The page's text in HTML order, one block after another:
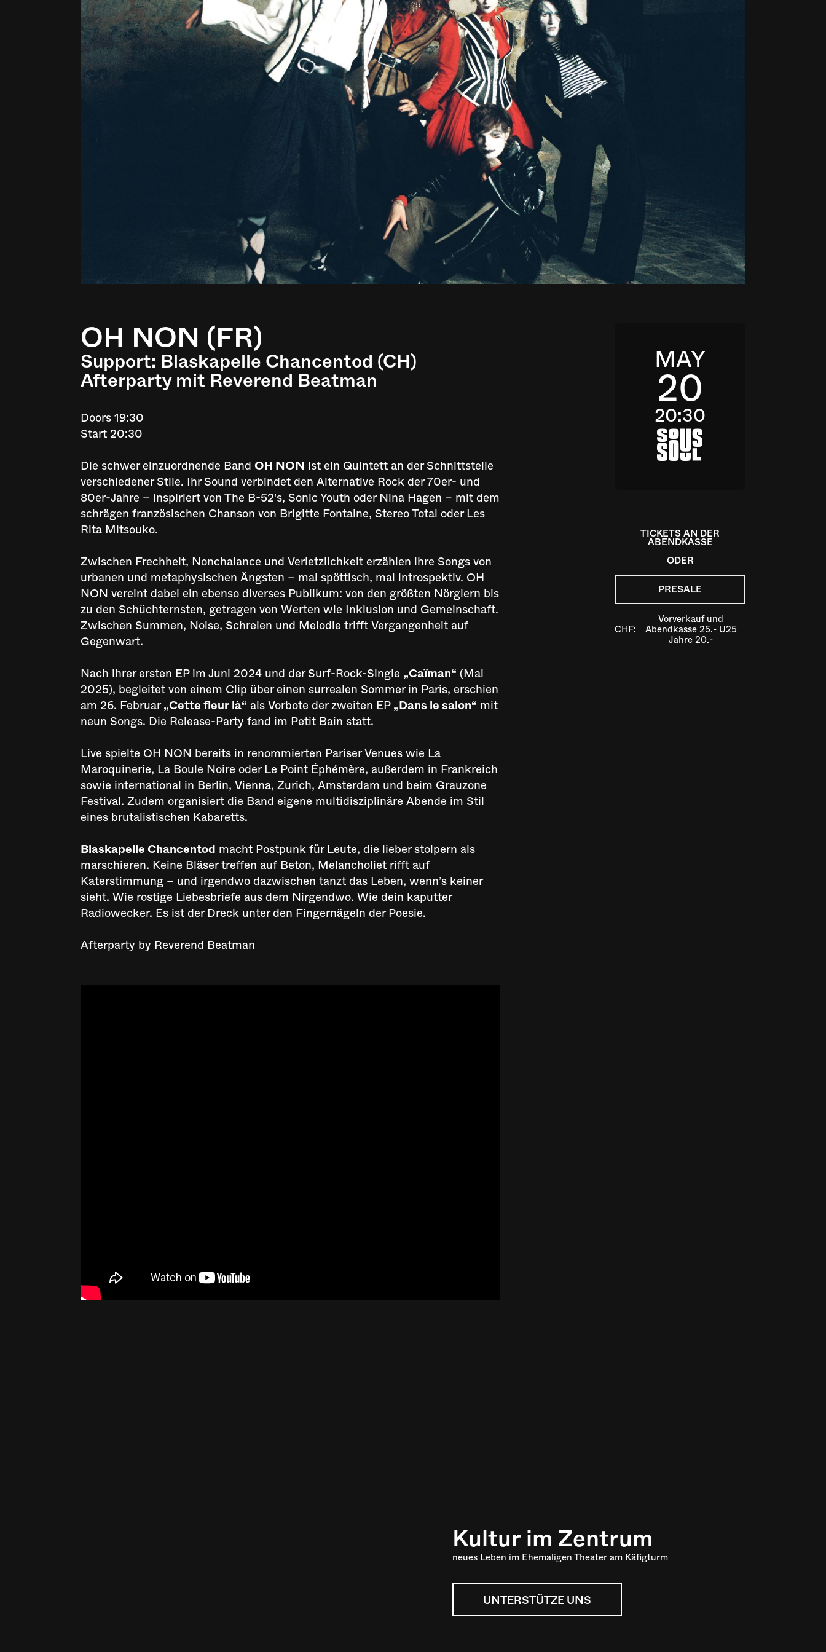
OH NON (FR)
Support: Blaskapelle Chancentod (CH)
Afterparty mit Reverend Beatman
Doors 19:30
Start 20:30
Die schwer einzuordnende Band OH NON ist ein Quintett an der Schnittstelle
verschiedener Stile. Ihr Sound verbindet den Alternative Rock der 70er- und
80er-Jahre – inspiriert von The B-52's, Sonic Youth oder Nina Hagen – mit dem
schrägen französischen Chanson von Brigitte Fontaine, Stereo Total oder Les
Rita Mitsouko.
Zwischen Frechheit, Nonchalance und Verletzlichkeit erzählen ihre Songs von
urbanen und metaphysischen Ängsten – mal spöttisch, mal introspektiv. OH
NON vereint dabei ein ebenso diverses Publikum: von den größten Nörglern bis
zu den Schüchternsten, getragen von Werten wie Inklusion und Gemeinschaft.
Zwischen Summen, Noise, Schreien und Melodie trifft Vergangenheit auf
Gegenwart.
Nach ihrer ersten EP im Juni 2024 und der Surf-Rock-Single „Caïman“ (Mai
2025), begleitet von einem Clip über einen surrealen Sommer in Paris, erschien
am 26. Februar„Cette fleur là“ als Vorbote der zweiten EP„Dans le salon“ mit
neun Songs. Die Release-Party fand im Petit Bain statt.
Live spielte OH NON bereits in renommierten Pariser Venues wie La
Maroquinerie, La Boule Noire oder Le Point Éphémère, außerdem in Frankreich
sowie international in Berlin, Vienna, Zurich, Amsterdam und beim Grauzone
Festival. Zudem organisiert die Band eigene multidisziplinäre Abende im Stil
eines brutalistischen Kabaretts.
Blaskapelle Chancentod macht Postpunk für Leute, die lieber stolpern als
marschieren. Keine Bläser treffen auf Beton, Melancholiet rifft auf
Katerstimmung – und irgendwo dazwischen tanzt das Leben, wenn’s keiner
sieht. Wie rostige Liebesbriefe aus dem Nirgendwo. Wie dein kaputter
Radiowecker. Es ist der Dreck unter den Fingernägeln der Poesie.
Afterparty by Reverend Beatman
MAY
20
20:30
a
TICKETS AN DER
ABENDKASSE
ODER
PRESALE
CHF:
Vorverkauf und
Abendkasse 25.- U25
Jahre 20.-
Kultur im Zentrum
neues Leben im Ehemaligen Theater am Käfigturm
UNTERSTÜTZE UNS